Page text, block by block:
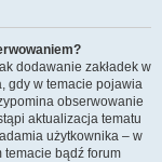
dodawanie zakładek w
gdy w temacie pojawia
obserwowanie
aktualizacja tematu
użytkownika – w
temacie bądź forum